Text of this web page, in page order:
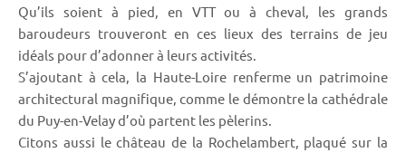
Qu’ils soient à pied, en VTT ou à cheval, les grands
baroudeurs trouveront en ces lieux des terrains de jeu
idéals pour d’adonner à leurs activités.
S’ajoutant à cela, la Haute-Loire renferme un patrimoine
architectural magnifique, comme le démontre la cathédrale
du Puy-en-Velay d’où partent les pèlerins.
Citons aussi le château de la Rochelambert, plaqué sur la